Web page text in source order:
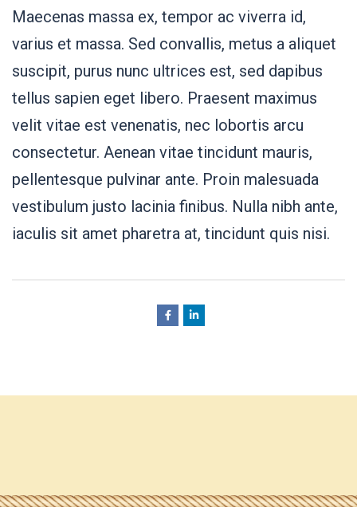
Maecenas massa ex, tempor ac viverra id,
varius et massa. Sed convallis, metus a aliquet
suscipit, purus nunc ultrices est, sed dapibus
tellus sapien eget libero. Praesent maximus
velit vitae est venenatis, nec lobortis arcu
consectetur. Aenean vitae tincidunt mauris,
pellentesque pulvinar ante. Proin malesuada
vestibulum justo lacinia finibus. Nulla nibh ante,
iaculis sit amet pharetra at, tincidunt quis nisi.